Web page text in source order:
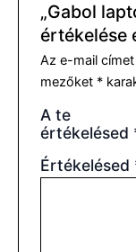
„Gabol
értékelése
Az e-mail
mezőket *
A te
értékelésed
Értékelésed